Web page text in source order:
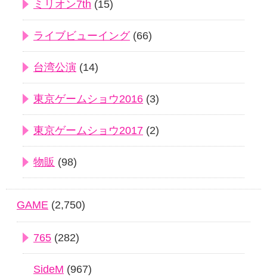
ミリオン7th (15)
ライブビューイング(66)
台湾公演 (14)
東京ゲームショウ2016 (3)
東京ゲームショウ2017 (2)
物販 (98)
GAME (2,750)
765 (282)
SideM (967)